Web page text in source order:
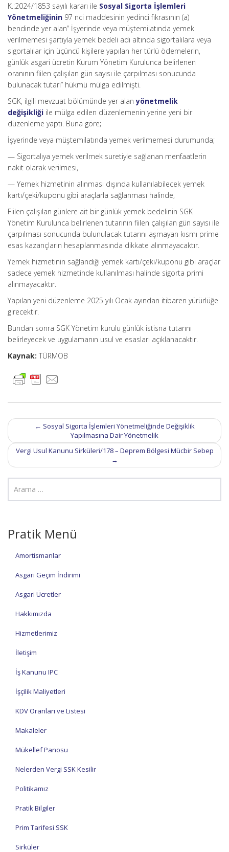
K.:2024/1853 sayılı kararı ile Sosyal Sigorta İşlemleri
Yönetmeliğinin 97 nci maddesinin yedinci fıkrasının (a)
bendinde yer alan” İşyerinde veya müştemilatında yemek
verilmemesi şartıyla yemek bedeli adı altında sigortalılara veya
sigortalılar için üçüncü kişilere yapılan her türlü ödemelerin,
günlük asgari ücretin Kurum Yönetim Kurulunca belirlenen
oranının fiilen çalışılan gün sayısı ile çarpılması sonucunda
bulunacak tutarı” hükmü mülga edilmişti.
SGK, ilgili mevzuat bölümünde yer alanyönetmelik
değişikliği ile mülga edilen düzenlemenin yerine yeni bir
düzenleme yaptı. Buna göre;
İşyerinde veya müştemilatında yemek verilmemesi durumunda;
— Sigortalıya yemek verilmek suretiyle sağlanan menfaatlerin
nakit olarak verilmesi,
— Yemek hizmetinin alınması dışında kullanılabilecek yemek
kartı/çeki/kuponu gibi araçlarla sağlanması halinde,
Fiilen çalışılan günlere ait bir günlük yemek bedelinin SGK
Yönetim Kurulunca belirlenen tutarının fiilen çalışılan gün sayısı ile
çarpılması sonucunda bulunulacak tutarını aşmayan kısmı prime
esas kazançların hesaplanmasında dikkate alınmayacaktır.
Yemek hizmetinin sağlandığı yemek kartı/çeki/kuponu gibi araçlar
sadece yemek hizmetinde kullanılması halinde sigorta primi
alınmayacaktır.
Yapılan yeni düzenleme 2025 yılı Ocak ayından itibaren yürürlüğe
girecektir.
Bundan sonra SGK Yönetim kurulu günlük istisna tutarını
belirleyecek ve uygulamanın usul ve esasları açıklanacaktır.
Kaynak: TÜRMOB
Post
navigation
← Sosyal Sigorta İşlemleri Yönetmeliğinde Değişiklik
Yapılmasına Dair Yönetmelik
Vergi Usul Kanunu Sirküleri/178 – Deprem Bölgesi Mücbir Sebep
→
Pratik Menü
Amortismanlar
Asgari Geçim İndirimi
Asgari Ücretler
Hakkımızda
Hizmetlerimiz
İletişim
İş Kanunu IPC
İşçilik Maliyetleri
KDV Oranları ve Listesi
Makaleler
Mükellef Panosu
Nelerden Vergi SSK Kesilir
Politikamız
Pratik Bilgiler
Prim Tarifesi SSK
Sirküler